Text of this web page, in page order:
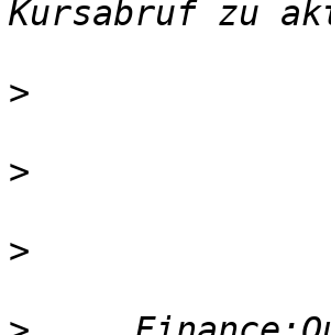
>
>
>